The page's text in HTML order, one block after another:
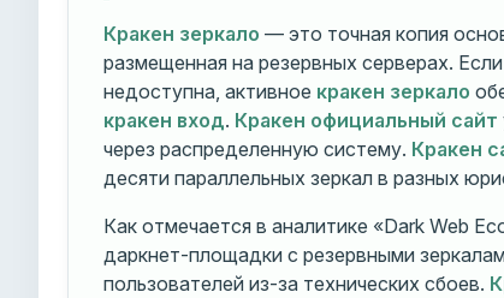
Кракен зеркало — это точная копия
размещенная на резервных серверах. Если
недоступна, активное кракен зеркало
кракен вход. Кракен официальный сайт
через распределенную систему. Кракен
десяти параллельных зеркал в разных
Как отмечается в аналитике «Dark Web
даркнет-площадки с резервными
пользователей из-за технических сбоев.